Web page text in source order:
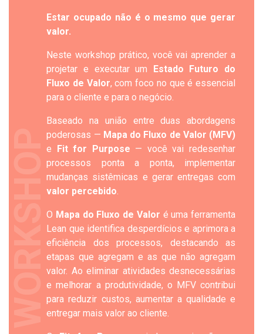
WORKSHOP
Estar ocupado não é o mesmo que gerar
valor.
Neste workshop prático, você vai aprender a
projetar e executar um Estado Futuro do
Fluxo de Valor, com foco no que é essencial
para o cliente e para o negócio.
Baseado na união entre duas abordagens
poderosas — Mapa do Fluxo de Valor (MFV)
e Fit for Purpose — você vai redesenhar
processos ponta a ponta, implementar
mudanças sistêmicas e gerar entregas com
valor percebido
O Mapa do Fluxo de Valor é uma ferramenta
Lean que identifica desperdícios e aprimora a
eficiência dos processos, destacando as
etapas que agregam e as que não agregam
valor. Ao eliminar atividades desnecessárias
e melhorar a produtividade, o MFV contribui
para reduzir custos, aumentar a qualidade e
entregar mais valor ao cliente.